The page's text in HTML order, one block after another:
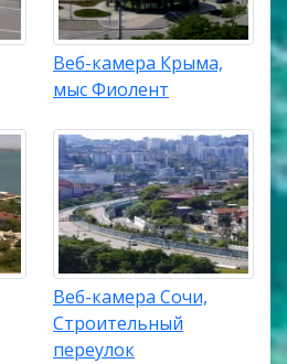
Веб-камера Крыма,
мыс Фиолент
Веб-камера Сочи,
Строительный
переулок